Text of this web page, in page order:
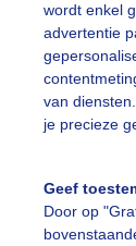
wordt enkel
advertentie
van
je precieze
Geef
Door op
de bui was het
Wolken